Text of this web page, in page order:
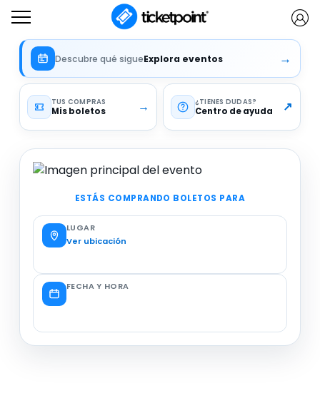
Descubre qué sigueExplora eventos →
TUS COMPRAS
Mis boletos → ¿TIENES DUDAS
Centro de ayuda ↗
ESTÁS COMPRANDO BOLETOS PARA
LUGAR
Ver ubicación
FECHA Y HORA